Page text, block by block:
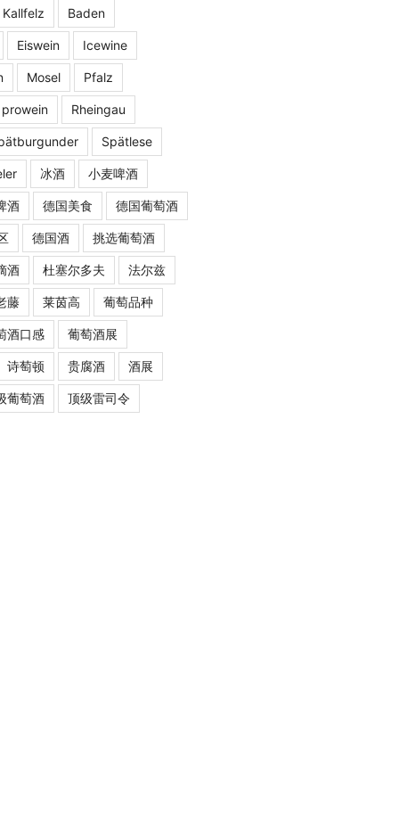
Baden
Eiswein Icewine
Mosel Pfalz
prowein Rheingau
Spätlese
冰酒 小麦啤酒
酒 德国美食 德国葡萄酒
德国酒 挑选葡萄酒
酒 杜塞尔多夫 法尔兹
藤 莱茵高 葡萄品种
酒口感 葡萄酒展
诗萄顿 贵腐酒 酒展
葡萄酒 顶级雷司令